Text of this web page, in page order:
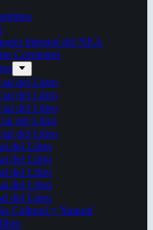
Integral del NEA
Corrientes
del Libro
del Libro
del Libro
del Libro
del Libro
del Libro
del Libro
del Libro
del Libro
del Libro
Cultural y Natural